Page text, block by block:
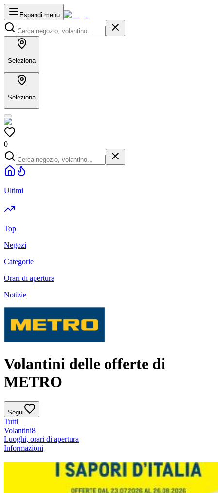
Espandi menu
Seleziona
Seleziona
0
Ultimi
Top
Negozi
Categorie
Orari di apertura
Notizie
Volantini delle offerte di
METRO
Segui
Tutti
Volantini8
Luoghi, orari di apertura
Informazioni